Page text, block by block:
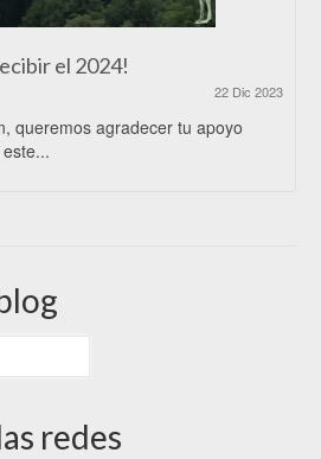
el 2024!
22 Dic 2023
queremos agradecer tu apoyo
redes